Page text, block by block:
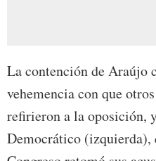
La contención de Araújo
vehemencia con que
refirieron a la oposición,
Democrático (izquierda),